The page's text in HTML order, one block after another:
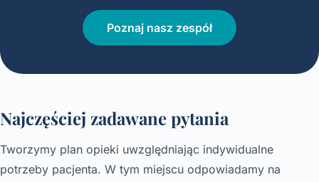
Poznaj nasz zespół
Najczęściej zadawane pytania
Tworzymy plan opieki uwzględniając indywidualne
potrzeby pacjenta. W tym miejscu odpowiadamy na